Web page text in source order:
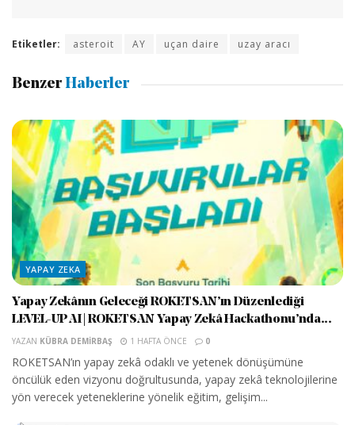
Etiketler: asteroit AY uçan daire uzay aracı
Benzer Haberler
YAPAY ZEKA
Yapay Zekânın Geleceği ROKETSAN’ın Düzenlediği
LEVEL-UP AI | ROKETSAN Yapay Zekâ Hackathonu’nda...
YAZAN KÜBRA DEMIRBAŞ 1 HAFTA ÖNCE 0
ROKETSAN’ın yapay zekâ odaklı ve yetenek dönüşümüne
öncülük eden vizyonu doğrultusunda, yapay zekâ teknolojilerine
yön verecek yeteneklerine yönelik eğitim, gelişim...